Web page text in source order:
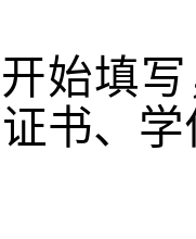
始填
书、